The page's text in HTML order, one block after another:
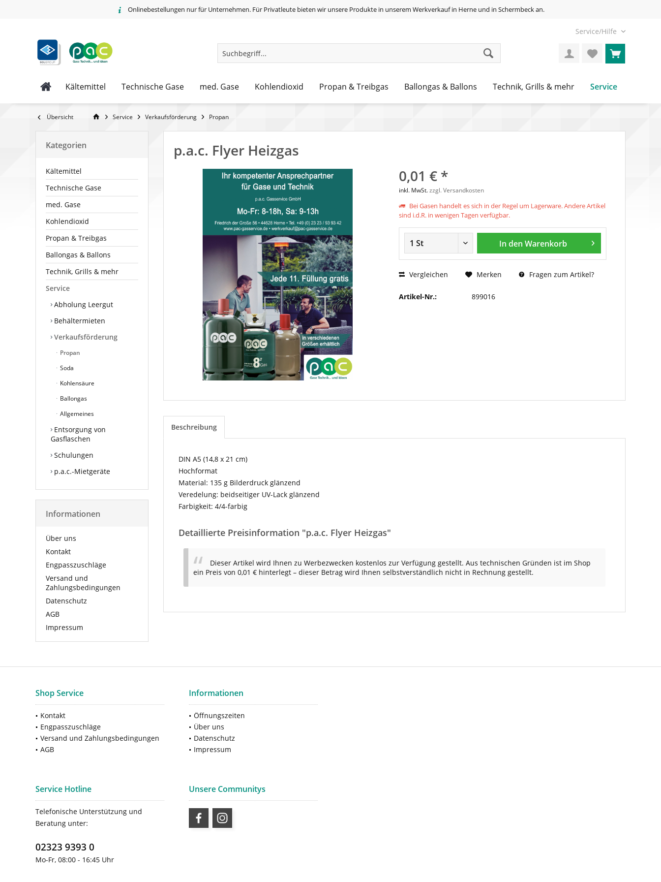
Onlinebestellungen nur für Unternehmen. Für Privatleute bieten wir unsere Produkte in unserem Werkverkauf in Herne und in Schermbeck an.
Service/Hilfe
Kältemittel Technische Gase med. Gase Kohlendioxid Propan & Treibgas Ballongas & Ballons Technik, Grills & mehr Service
Übersicht Service Verkaufsförderung Propan
Kategorien
Kältemittel
Technische Gase
med. Gase
Kohlendioxid
Propan & Treibgas
Ballongas & Ballons
Technik, Grills & mehr
Service
Abholung Leergut
Behältermieten
Verkaufsförderung
Propan
Soda
Kohlensäure
Ballongas
Allgemeines
Entsorgung von
Gasflaschen
Schulungen
p.a.c.-Mietgeräte
Informationen
Über uns
Kontakt
Engpasszuschläge
Versand und
Zahlungsbedingungen
Datenschutz
AGB
Impressum
p.a.c. Flyer Heizgas
0,01 € *
inkl. MwSt.zzgl. Versandkosten
Bei Gasen handelt es sich in der Regel um Lagerware. Andere Artikel
sind i.d.R. in wenigen Tagen verfügbar.
In den Warenkorb
Vergleichen Merken Fragen zum Artikel?
Artikel-Nr.: 899016
Beschreibung
DIN A5 (14,8 x 21 cm)
Hochformat
Material: 135 g Bilderdruck glänzend
Veredelung: beidseitiger UV-Lack glänzend
Farbigkeit: 4/4-farbig
Detaillierte Preisinformation "p.a.c. Flyer Heizgas"
Dieser Artikel wird Ihnen zu Werbezwecken kostenlos zur Verfügung gestellt. Aus technischen Gründen ist im Shop
ein Preis von 0,01 € hinterlegt – dieser Betrag wird Ihnen selbstverständlich nicht in Rechnung gestellt.
Shop Service
Kontakt
Engpasszuschläge
Versand und Zahlungsbedingungen
AGB
Informationen
Öffnungszeiten
Über uns
Datenschutz
Impressum
Service Hotline
Telefonische Unterstützung und
Beratung unter:
02323 9393 0
Mo-Fr, 08:00 - 16:45 Uhr
Unsere Communitys